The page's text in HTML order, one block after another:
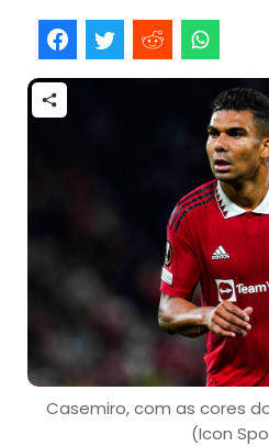
Casemiro, com as cores
(Icon